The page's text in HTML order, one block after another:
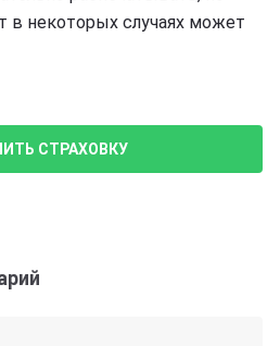
в некоторых случаях может
СТРАХОВКУ